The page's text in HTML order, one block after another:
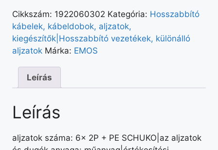
Cikkszám: 1922060302 Kategória: Hosszabbító
kábelek, kábeldobok, aljzatok,
kiegészítők|Hosszabbító vezetékek, különálló
aljzatok Márka: EMOS
Leírás
Leírás
aljzatok száma: 6× 2P + PE SCHUKO|az aljzatok